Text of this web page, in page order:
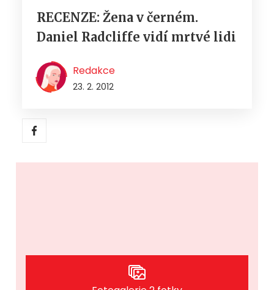
RECENZE: Žena v černém.
Daniel Radcliffe vidí mrtvé lidi
Redakce
23. 2. 2012